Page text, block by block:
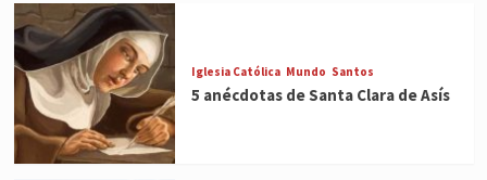
Iglesia Católica Mundo Santos
5 anécdotas de Santa Clara de Asís